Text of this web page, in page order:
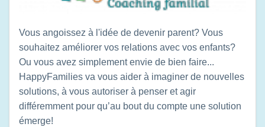
Vous angoissez à l'idée de devenir parent? Vous
souhaitez améliorer vos relations avec vos enfants?
Ou vous avez simplement envie de bien faire...
HappyFamilies va vous aider à imaginer de nouvelles
solutions, à vous autoriser à penser et agir
différemment pour qu’au bout du compte une solution
émerge!